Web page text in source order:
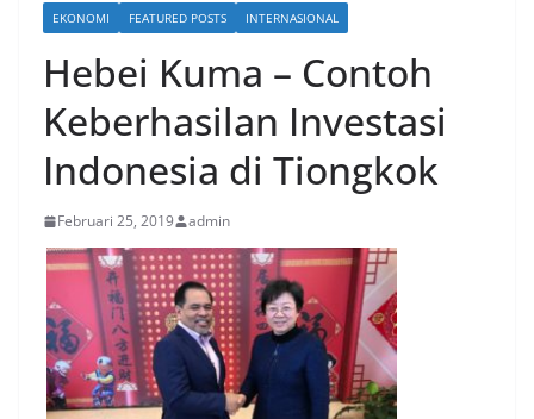
EKONOMI FEATURED POSTS INTERNASIONAL
Hebei Kuma – Contoh
Keberhasilan Investasi
Indonesia di Tiongkok
Februari 25, 2019 admin